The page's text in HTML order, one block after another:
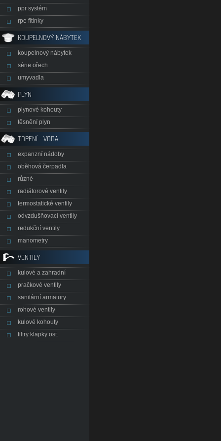
ppr systém
rpe fitinky
KOUPELNOVÝ NÁBYTEK
koupelnový nábytek
série ořech
umyvadla
PLYN
plynové kohouty
těsnění plyn
TOPENÍ - VODA
expanzní nádoby
oběhová čerpadla
různé
radiátorové ventily
termostatické ventily
odvzdušňovací ventily
redukční ventily
manometry
VENTILY
kulové a zahradní
pračkové ventily
sanitární armatury
rohové ventily
kulové kohouty
filtry klapky ost.